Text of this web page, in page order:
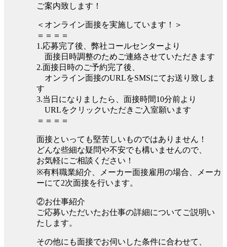
ご案内致します！
＜オンライン面接を実施しています！＞
＝＝＝＝
1.応募完了後、弊社コールセンターより
面接日時調整のためご連絡させていただきます
2.面接日時のご予約完了後、
オンライン面接のURLをSMSにてお送り致しま
す
3.当日になりましたら、面接時間10分前より
URLをクリックいただきご入室願います
＝＝＝＝
面接といっても堅苦しいものではありません！
どんな些細な疑問や不安でも構いませんので、
お気軽にご相談ください！
※有料職業紹介、メーカー面接雇用の場合、メーカ
ーにて2次面接を行います。
②お仕事紹介
ご応募いただいたお仕事の詳細についてご説明い
たします。
その他にも面接でお伺いした条件に合わせて、